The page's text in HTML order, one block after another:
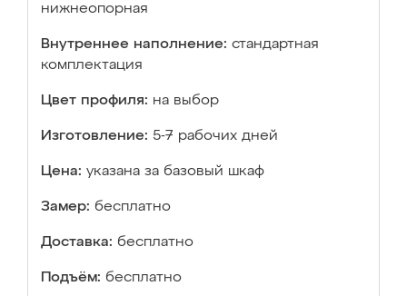
нижнеопорная
Внутреннее наполнение: стандартная
комплектация
Цвет профиля: на выбор
Изготовление: 5-7 рабочих дней
Цена: указана за базовый шкаф
Замер: бесплатно
Доставка: бесплатно
Подъём: бесплатно